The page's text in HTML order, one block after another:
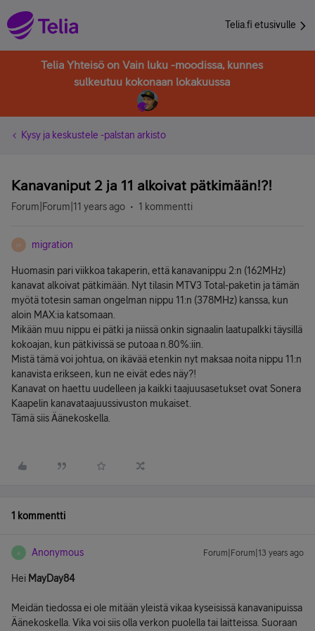
Telia.fi etusivulle
Telia Yhteisö on Vain luku -moodissa, kunnes
sulkeutuu kokonaan lokakuussa
Kysy ja keskustele -palstan arkisto
Kanavaniput 2 ja 11 alkoivat pätkimään!?!
Forum|Forum|11 years ago 1 kommentti
M migration
Huomasin pari viikkoa takaperin, että kanavanippu 2:n (162MHz)
kanavat alkoivat pätkimään. Nyt tilasin MTV3 Total-paketin ja tämän
myötä totesin saman ongelman nippu 11:n (378MHz) kanssa, kun
aloin MAX:ia katsomaan.
Mikään muu nippu ei pätki ja niissä onkin signaalin laatupalkki täysillä
kokoajan, kun pätkivissä se putoaa n.80%:iin.
Mistä tämä voi johtua, on ikävää etenkin nyt maksaa noita nippu 11:n
kanavista erikseen, kun ne eivät edes näy?!
Kanavat on haettu uudelleen ja kaikki taajuusasetukset ovat Sonera
Kaapelin kanavataajuussivuston mukaiset.
Tämä siis Äänekoskella.
1 kommentti
A Anonymous Forum|Forum|13 years ago
Hei MayDay84
Meidän tiedossa ei ole mitään yleistä vikaa kyseisissä kanavanipuissa
Äänekoskella. Vika voi siis olla verkon puolella tai laitteissa. Suoraan